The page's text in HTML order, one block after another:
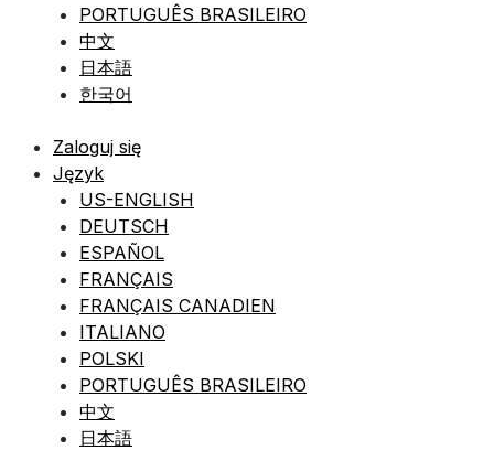
PORTUGUÊS BRASILEIRO
中文
日本語
한국어
Zaloguj się
Język
US-ENGLISH
DEUTSCH
ESPAÑOL
FRANÇAIS
FRANÇAIS CANADIEN
ITALIANO
POLSKI
PORTUGUÊS BRASILEIRO
中文
日本語